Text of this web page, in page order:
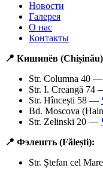
Новости
Галерея
О нас
Контакты
📍 Кишинёв
Str. Columna 40 —
Str. I. Creangă 74
Str. Hîncești 58 —
Bd. Moscova
Str. Zelinski 20 —
📍 Фэлешть (Fălești):
Str. Ștefan cel